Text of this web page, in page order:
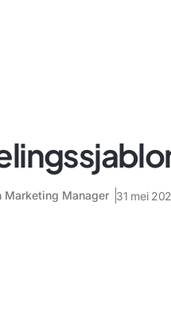
Marketing Manager 31 mei